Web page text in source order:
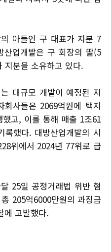
아들인 구 대표가 지분 7
업개발은 구 회장의 딸(5
분을 소유하고 있다.
대규모 개발이 예정된 지
회사들은 2069억원에 택지
고, 이를 통해 매출 1조61
했다. 대방산업개발의 시
위에서 2024년 77위로 급
25일 공정거래법 위반 혐
205억6000만원의 과징금
에 고발했다.